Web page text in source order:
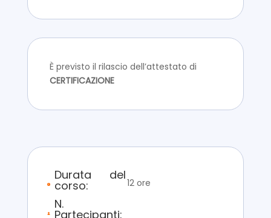
È previsto il rilascio dell’attestato di
CERTIFICAZIONE
Durata del
corso: 12 ore
N.
Partecipanti: